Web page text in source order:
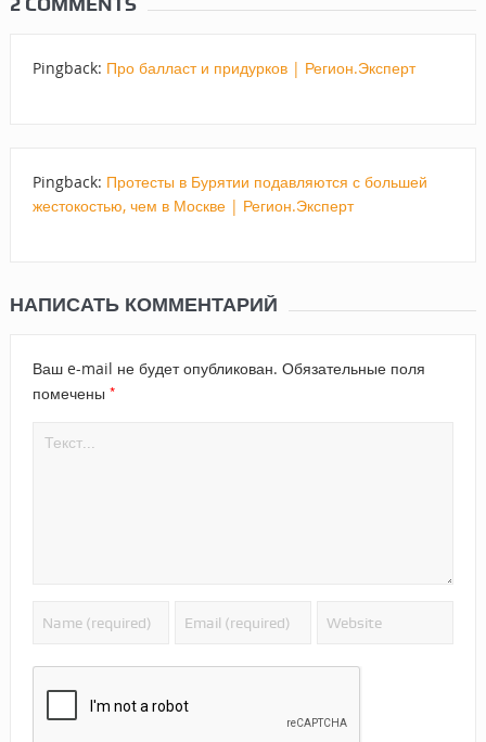
Pingback: Про балласт и придурков | Регион.Эксперт
Pingback: Протесты в Бурятии подавляются с большей
жестокостью, чем в Москве | Регион.Эксперт
НАПИСАТЬ КОММЕНТАРИЙ
Ваш e-mail не будет опубликован. Обязательные поля
помечены *